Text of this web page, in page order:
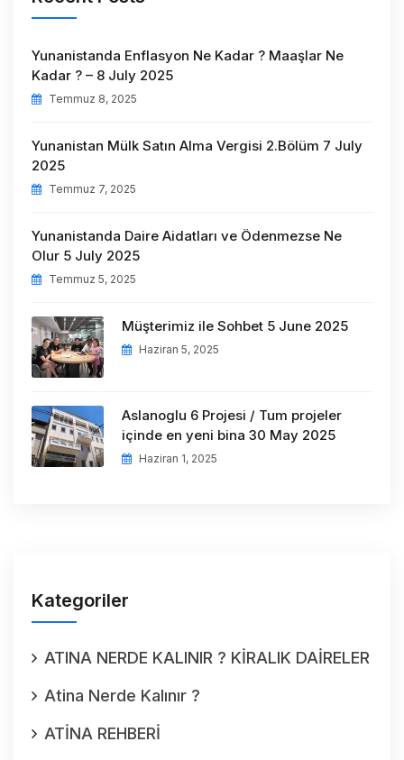
Yunanistanda Enflasyon Ne Kadar ? Maaşlar Ne
Kadar ? – 8 July 2025
Temmuz 8, 2025
Yunanistan Mülk Satın Alma Vergisi 2.Bölüm 7 July
2025
Temmuz 7, 2025
Yunanistanda Daire Aidatları ve Ödenmezse Ne
Olur 5 July 2025
Temmuz 5, 2025
Müşterimiz ile Sohbet 5 June 2025
Haziran 5, 2025
Aslanoglu 6 Projesi / Tum projeler
içinde en yeni bina 30 May 2025
Haziran 1, 2025
Kategoriler
ATINA NERDE KALINIR ? KİRALIK DAİRELER
Atina Nerde Kalınır ?
ATİNA REHBERİ